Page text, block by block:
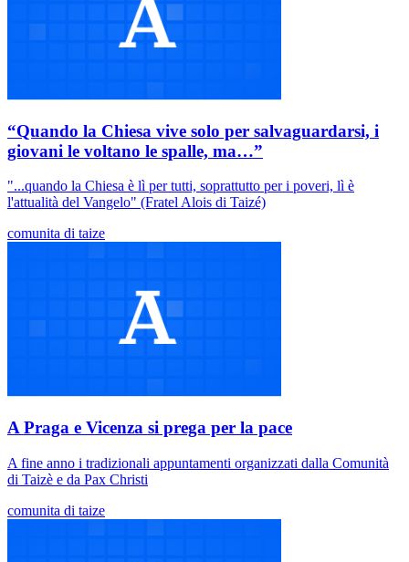
“Quando la Chiesa vive solo per salvaguardarsi, i
giovani le voltano le spalle, ma…”
"...quando la Chiesa è lì per tutti, soprattutto per i poveri, lì è
l'attualità del Vangelo" (Fratel Alois di Taizé)
comunita di taize
A Praga e Vicenza si prega per la pace
A fine anno i tradizionali appuntamenti organizzati dalla Comunità
di Taizè e da Pax Christi
comunita di taize